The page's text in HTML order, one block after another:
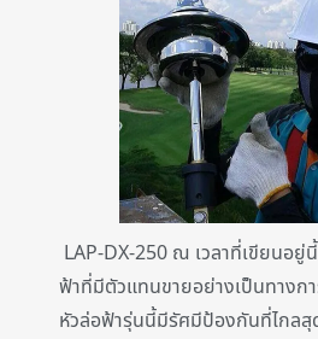
LAP-DX-250 ณ เวลาที่เขียนอยู่
ฟ้าที่มีตัวแทนขายอย่างเป็นทางกา
หัวล่อฟ้ารุ่นนี้มีรัศมีป้องกันที่ไกลสุ